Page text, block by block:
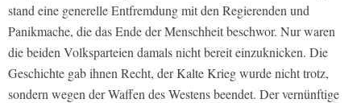
stand eine generelle Entfremdung mit den Regierenden und
Panikmache, die das Ende der Menschheit beschwor. Nur waren
die beiden Volksparteien damals nicht bereit einzuknicken. Die
Geschichte gab ihnen Recht, der Kalte Krieg wurde nicht trotz,
sondern wegen der Waffen des Westens beendet. Der vernünftige